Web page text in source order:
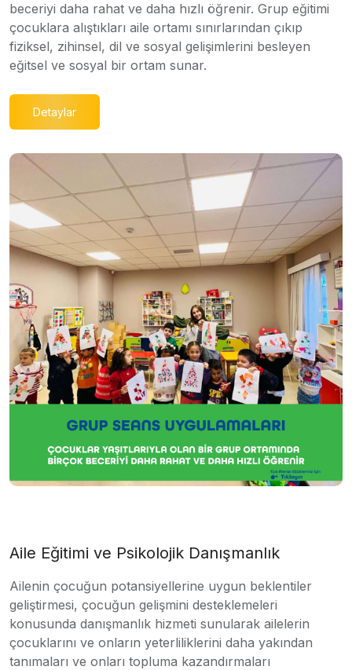
beceriyi daha rahat ve daha hızlı öğrenir. Grup eğitimi
çocuklara alıştıkları aile ortamı sınırlarından çıkıp
fiziksel, zihinsel, dil ve sosyal gelişimlerini besleyen
eğitsel ve sosyal bir ortam sunar.
Detaylar
Aile Eğitimi ve Psikolojik Danışmanlık
Ailenin çocuğun potansiyellerine uygun beklentiler
geliştirmesi, çocuğun gelişmini desteklemeleri
konusunda danışmanlık hizmeti sunularak ailelerin
çocuklarını ve onların yeterliliklerini daha yakından
tanımaları ve onları topluma kazandırmaları